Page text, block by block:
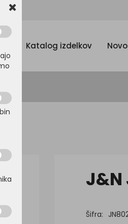
Katalog izdelkov
J&N
Šifra: